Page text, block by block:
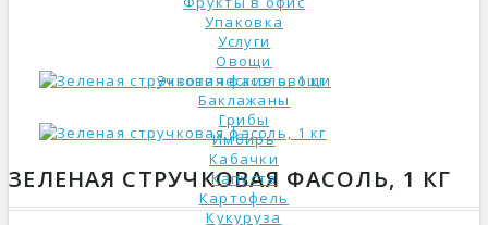
Упаковка
Услуги
Овощи
Экзотические овощи
Баклажаны
Грибы
Имбирь
Кабачки
Капуста
Картофель
Кукуруза
ЗЕЛЕНАЯ СТРУЧКОВАЯ ФАСОЛЬ, 1 КГ